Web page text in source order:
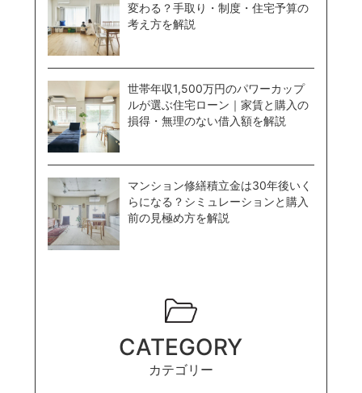
変わる？手取り・制度・住宅予算の
考え方を解説
世帯年収1,500万円のパワーカップ
ルが選ぶ住宅ローン｜家賃と購入の
損得・無理のない借入額を解説
マンション修繕積立金は30年後いく
らになる？シミュレーションと購入
前の見極め方を解説
CATEGORY
カテゴリー